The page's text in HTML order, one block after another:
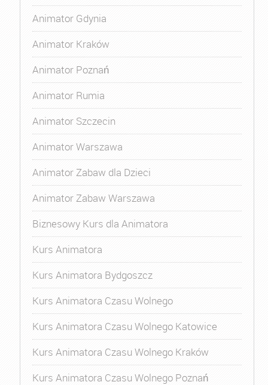
Animator Gdynia
Animator Kraków
Animator Poznań
Animator Rumia
Animator Szczecin
Animator Warszawa
Animator Zabaw dla Dzieci
Animator Zabaw Warszawa
Biznesowy Kurs dla Animatora
Kurs Animatora
Kurs Animatora Bydgoszcz
Kurs Animatora Czasu Wolnego
Kurs Animatora Czasu Wolnego Katowice
Kurs Animatora Czasu Wolnego Kraków
Kurs Animatora Czasu Wolnego Poznań